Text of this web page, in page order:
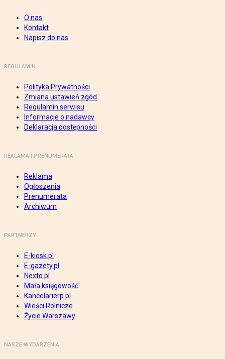
O nas
Kontakt
Napisz do nas
REGULAMIN
Polityka Prywatności
Zmiana ustawień zgód
Regulamin serwisu
Informacje o nadawcy
Deklaracja dostępności
REKLAMA I PRENUMERATA
Reklama
Ogłoszenia
Prenumerata
Archiwum
PARTNERZY
E-kiosk.pl
E-gazety.pl
Nexto.pl
Mała księgowość
Kancelarierp.pl
Wieści Rolnicze
Życie Warszawy
NASZE WYDARZENIA